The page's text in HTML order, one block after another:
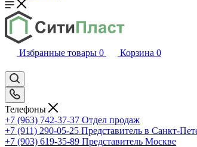
Избранные товары 0 Корзина 0
Телефоны
+7 (963) 742-37-37 Отдел продаж
+7 (911) 290-05-25 Представитель в Санкт-
+7 (903) 619-35-89 Представитель Москве